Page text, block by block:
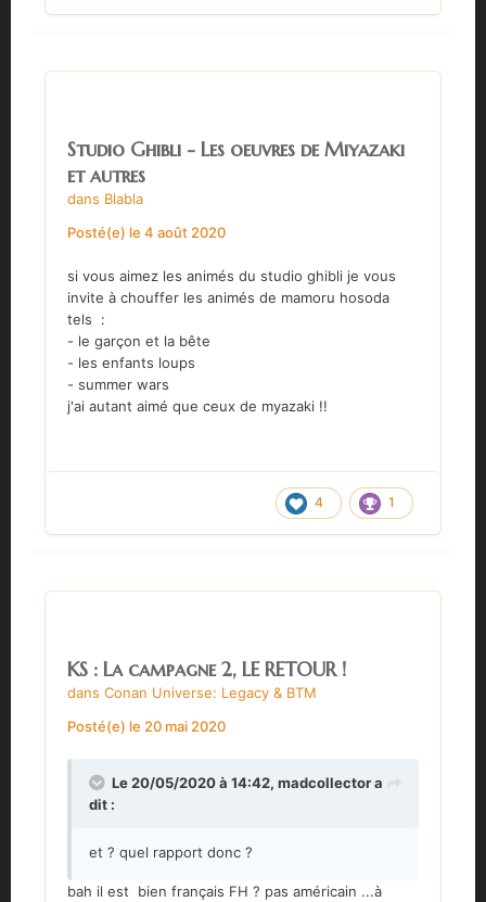
Studio Ghibli - Les oeuvres de Miyazaki
et autres
dans Blabla
Posté(e) le 4 août 2020
si vous aimez les animés du studio ghibli je vous
invite à chouffer les animés de mamoru hosoda
tels :
- le garçon et la bête
- les enfants loups
- summer wars
j'ai autant aimé que ceux de myazaki !!
4 1
KS : La campagne 2, LE RETOUR !
dans Conan Universe: Legacy & BTM
Posté(e) le 20 mai 2020
Le 20/05/2020 à 14:42, madcollectora
dit :
et ? quel rapport donc ?
bah il est bien français FH ? pas américain ...à